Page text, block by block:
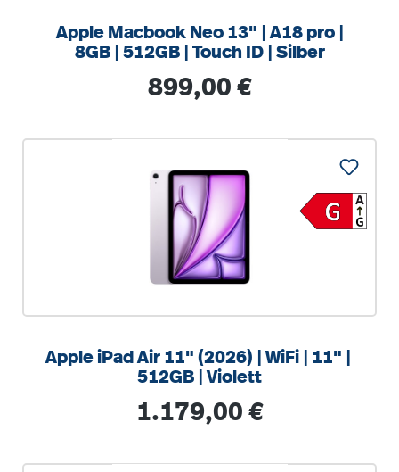
Apple Macbook Neo 13" | A18 pro |
8GB | 512GB | Touch ID | Silber
Regulärer Preis:
899,00 €
Apple iPad Air 11" (2026) | WiFi | 11" |
512GB | Violett
Regulärer Preis:
1.179,00 €